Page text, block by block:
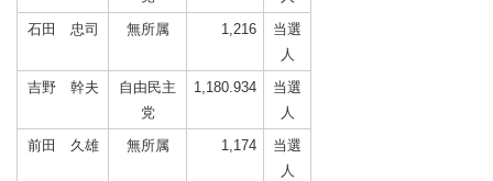
石田 忠司
無所属 1,216
当選
人
吉野 幹夫
自由民主
党
1,180.934
当選
人
前田 久雄
無所属 1,174
当選
人